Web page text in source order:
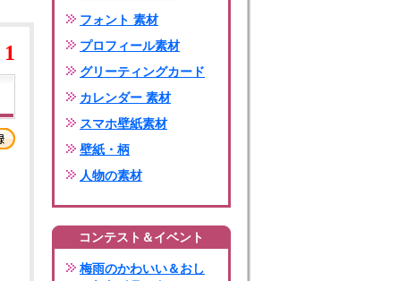
1
フォント 素材
プロフィール素材
グリーティングカード
カレンダー 素材
スマホ壁紙素材
壁紙・柄
人物の素材
コンテスト＆イベント
梅雨のかわいい＆おし